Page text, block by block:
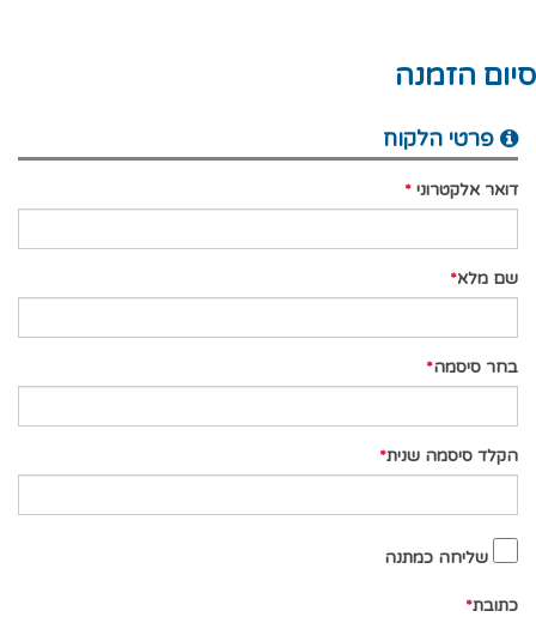
סיום הזמנה
פרטי הלקוח
דואר אלקטרוני
שם מלא
בחר סיסמה
הקלד סיסמה שנית
שליחה כמתנה
כתובת